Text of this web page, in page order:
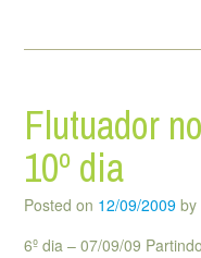
Flutuador
10º dia
Posted on 12/09/2009 by
6º dia – 07/09/09